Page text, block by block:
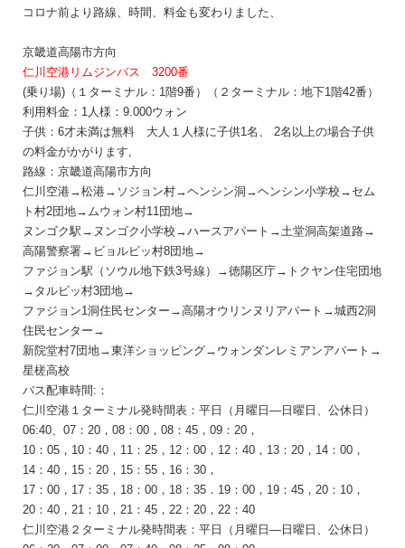
コロナ前より路線、時間、料金も変わりました、
京畿道高陽市方向
仁川空港リムジンバス 3200番
(乗り場)（１ターミナル：1階9番）（２ターミナル：地下1階42番）
利用料金：1人様：9.000ウォン
子供：6才未満は無料 大人１人様に子供1名、 2名以上の場合子供
の料金がかがります,
路線： 京畿道高陽市方向
仁川空港→松港→ ソジョン村→ヘンシン洞 →ヘンシン小学校→セム
ト村2団地→ムウォン村11団地→
ヌンゴク駅→ ヌンゴク小学校→ハースアパー ト→土堂洞高架道路→
高陽警察署→ビョルビッ村8団地→
ファジョン駅（ソウル地下鉄3号線）→徳陽区庁→ トクヤン住宅団地
→タルビッ村3団地→
ファジョン1洞住民センタ ー→高陽オウリンヌリアパート →城西2洞
住民センタ ー→
新院堂村7団地→東洋ショッピング→ ウォンダンレミアンアパー ト→
星槎高校
バス配車時間:：
仁川空港１ターミナル発時間表： 平日（月曜日― 日曜日、 公休日 ）
06:40、07：20，08：00，08：45，09：20，
10：05，10：40，11：25，12：00，12：40，13：20，14：00，
14：40，15：20，15：55，16：30，
17：00，17：35，18：00，18：35．19：00，19：45，20：10，
20：40，21：10，21：45，22：20，22：40
仁川空港２ターミナル発時間表：平日（月曜日― 日曜日、 公休日 ）